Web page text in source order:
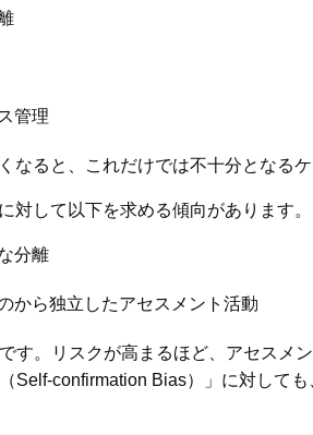
管理
なると、これだけでは不十分となる
対して以下を求める傾向があります。
分離
から独立したアセスメント活動
す。リスクが高まるほど、アセスメ
Self-confirmation Bias）」に対して